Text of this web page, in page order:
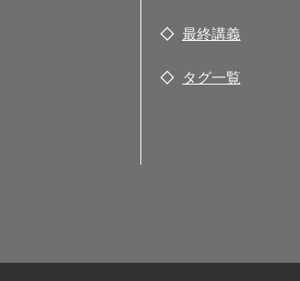
最終講義
タグ一覧